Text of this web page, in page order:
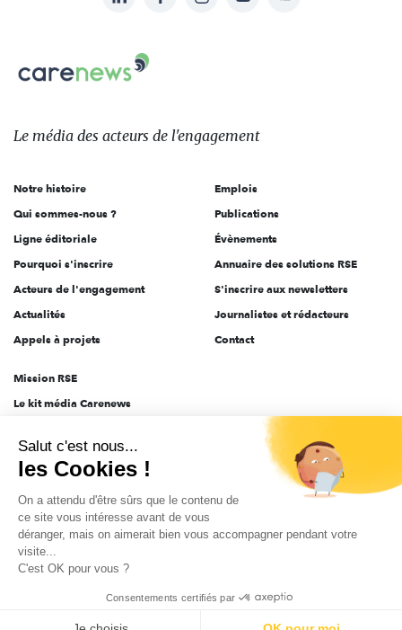
sur:
Carenews,
Le
des
l'engagement
Le média des acteurs de l'engagement
Notre histoire
Qui sommes-nous ?
Ligne éditoriale
Pourquoi s'inscrire
Acteurs de l'engagement
Actualités
Appels à projets
Emplois
Publications
Évènements
Annuaire des solutions RSE
S'inscrire aux newsletters
Journalistes et rédacteurs
Contact
Mission RSE
Le kit média Carenews
AEF info
Novethic
PRODURABLE
Inclusiv Day
Données personnelles Mentions légales 2025-2026 Tout droits réservés
Salut c'est nous...
les Cookies !
On a attendu d'être sûrs que le contenu de
ce site vous intéresse avant de vous
déranger, mais on aimerait bien vous accompagner pendant votre
visite...
C'est OK pour vous ?
Consentements certifiés par